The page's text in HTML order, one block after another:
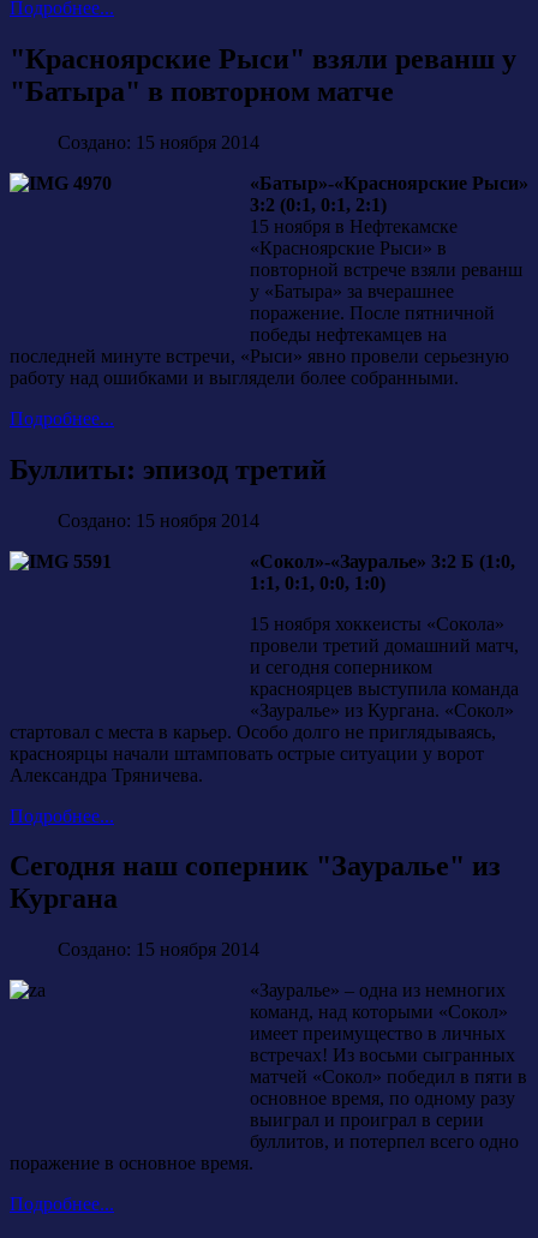
Подробнее...
"Красноярские Рыси" взяли реванш у
"Батыра" в повторном матче
Создано: 15 ноября 2014
«Батыр»-«Красноярские Рыси»
3:2 (0:1, 0:1, 2:1)
15 ноября в Нефтекамске
«Красноярские Рыси» в
повторной встрече взяли реванш
у «Батыра» за вчерашнее
поражение. После пятничной
победы нефтекамцев на
последней минуте встречи, «Рыси» явно провели серьезную
работу над ошибками и выглядели более собранными.
Подробнее...
Буллиты: эпизод третий
Создано: 15 ноября 2014
«Сокол»-«Зауралье» 3:2 Б (1:0,
1:1, 0:1, 0:0, 1:0)
15 ноября хоккеисты «Сокола»
провели третий домашний матч,
и сегодня соперником
красноярцев выступила команда
«Зауралье» из Кургана. «Сокол»
стартовал с места в карьер. Особо долго не приглядываясь,
красноярцы начали штамповать острые ситуации у ворот
Александра Тряничева.
Подробнее...
Сегодня наш соперник "Зауралье" из
Кургана
Создано: 15 ноября 2014
«Зауралье» – одна из немногих
команд, над которыми «Сокол»
имеет преимущество в личных
встречах! Из восьми сыгранных
матчей «Сокол» победил в пяти в
основное время, по одному разу
выиграл и проиграл в серии
буллитов, и потерпел всего одно
поражение в основное время.
Подробнее...